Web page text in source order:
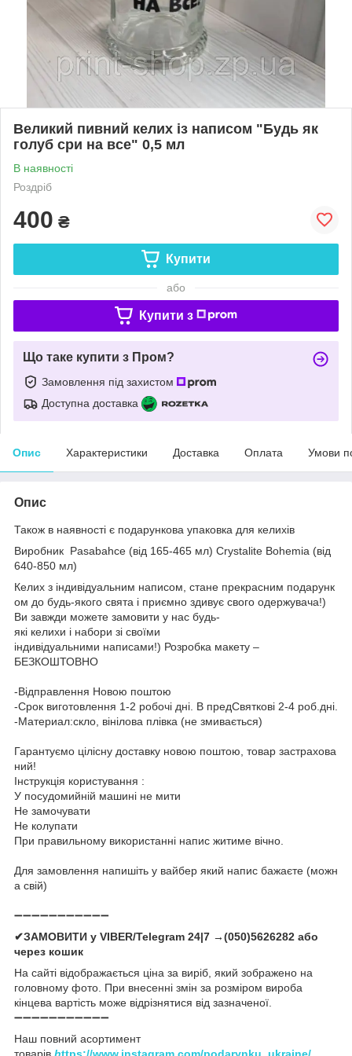
Великий пивний келих із написом "Будь як
голуб сри на все" 0,5 мл
В наявності
Роздріб
400 ₴
Купити
або
Купити з
Що таке купити з Пром?
Замовлення під захистом
Доступна доставка
Опис Характеристики Доставка Оплата Умови
Опис
Також в наявності є подарункова упаковка для келихів
Виробник Pasabahce (від 165-465 мл) Crystalite Bohemia (від
640-850 мл)
Келих з індивідуальним написом, стане прекрасним подарунк
ом до будь-якого свята і приємно здивує свого одержувача!)
Ви завжди можете замовити у нас будь-
які келихи і набори зі своїми
індивідуальними написами!) Розробка макету –
БЕЗКОШТОВНО
-Відправлення Новою поштою
-Срок виготовлення 1-2 робочі дні. В предСвяткові 2-4 роб.дні.
-Материал:скло, вінілова плівка (не змивається)
Гарантуємо цілісну доставку новою поштою, товар застрахова
ний!
Інструкція користування :
У посудомийній машині не мити
Не замочувати
Не колупати
При правильному використанні напис житиме вічно.
Для замовлення напишіть у вайбер який напис бажаєте (можн
а свій)
➖➖➖➖➖➖➖➖➖➖➖
✔ЗАМОВИТИ у VIBER/Telegram 24|7 →(050)5626282 або
через кошик
На сайті відображається ціна за виріб, який зображено на
головному фото. При внесенні змін за розміром вироба
кінцева вартість може відрізнятися від зазначеної.
➖➖➖➖➖➖➖➖➖➖➖
Наш повний асортимент
товарів https://www.instagram.com/podarynku_ukraine/